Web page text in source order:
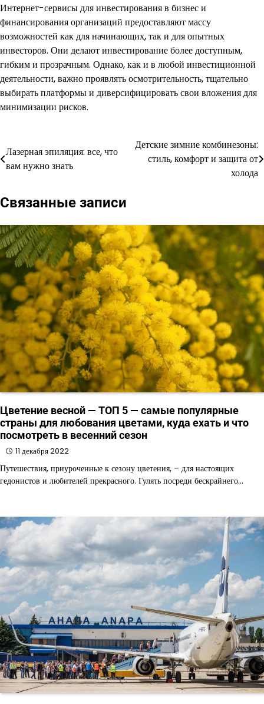
Интернет-сервисы для инвестирования в бизнес и
финансирования организаций предоставляют массу
возможностей как для начинающих, так и для опытных
инвесторов. Они делают инвестирование более доступным,
гибким и прозрачным. Однако, как и в любой инвестиционной
деятельности, важно проявлять осмотрительность, тщательно
выбирать платформы и диверсифицировать свои вложения для
минимизации рисков.
Навигация
по
Лазерная эпиляция: все, что
вам нужно знать
Детские зимние комбинезоны:
стиль, комфорт и защита от
холода
Связанные записи
Цветение весной — ТОП 5 — самые популярные
страны для любования цветами, куда ехать и что
посмотреть в весенний сезон
11 декабря 2022
Путешествия, приуроченные к сезону цветения, – для настоящих
гедонистов и любителей прекрасного. Гулять посреди бескрайнего…